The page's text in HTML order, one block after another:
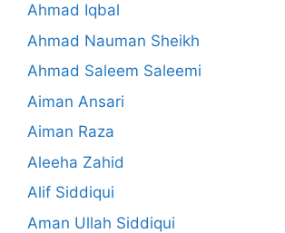
Ahmad Iqbal
Ahmad Nauman Sheikh
Ahmad Saleem Saleemi
Aiman Ansari
Aiman Raza
Aleeha Zahid
Alif Siddiqui
Aman Ullah Siddiqui